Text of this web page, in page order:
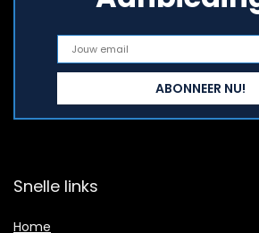
Snelle links
Home